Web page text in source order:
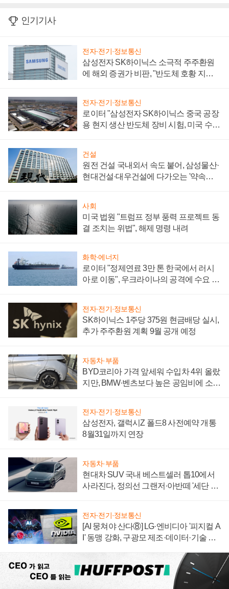
인기기사
전자·전기·정보통신
삼성전자 SK하이닉스 소극적 주주환원
에 해외 증권가 비판, "반도체 호황 지속
전자·전기·정보통신
로이터 "삼성전자 SK하이닉스 중국 공장
용 현지 생산 반도체 장비 시험, 미국 수출
건설
원전 건설 국내외서 속도 붙어, 삼성물산·
현대건설·대우건설에 다가오는 '약속의
사회
미국 법원 "트럼프 정부 풍력 프로젝트 동
결 조치는 위법", 해제 명령 내려
화학·에너지
로이터 "정제연료 3만 톤 한국에서 러시
아로 이동", 우크라이나의 공격에 수요 늘
전자·전기·정보통신
SK하이닉스 1주당 375원 현금배당 실시,
추가 주주환원 계획 9월 공개 예정
자동차·부품
BYD코리아 가격 앞세워 수입차 4위 올랐
지만, BMW·벤츠보다 높은 공임비에 소비
전자·전기·정보통신
삼성전자, 갤럭시Z 폴드8 사전예약 개통
8월31일까지 연장
자동차·부품
현대차 SUV 국내 베스트셀러 톱10에서
사라진다, 정의선 그랜저·아반떼 '세단 쌍
전자·전기·정보통신
[AI 뭉쳐야 산다⑧] LG·엔비디아 '피지컬 A
I' 동맹 강화, 구광모 제조·데이터·기술 결